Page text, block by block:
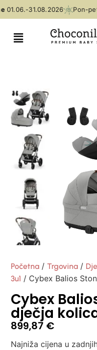
01.06.-31.08.2026 Pon-
Početna /Trgovina /
3u1 / Cybex Balios
Cybex
dječja
899,87 €
Najniža cijena u